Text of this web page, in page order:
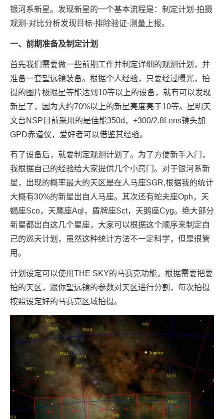
银河系新星。 发现新星的一个基本流程是：制定计划-拍摄
观测-对比分析发现目标-排除验证-测量上报。
一、前期准备及制定计划
首先我们需要做一些前期工作并制定详细的观测计划，并
准备一套望远镜装备。根据个人经验，只要经过曝光，拍
摄的图片极限星等能达到10等以上的设备，就有可以发现
新星了，因为大约70%以上的新星亮度亮于10等。星明天
文台NSP目前采用的是佳能350d、+300/2.8Lens镜头加
GPD赤道仪，爱好者可以借鉴其经验。
有了设备后，就要制定观测计划了。为了方便新手入门，
我根据自己的经验给大家提供几个小窍门。对于银河系新
星，出现的概率最大的天区是在人马座SGR,根据我的统计
大概有30%的新星出自人马座。其次还有蛇夫座Oph，天
蝎座Sco，天鹰座Aql，盾牌座Sct，天鹅座Cyg。绝大部分
新星都出自这几个星座，大家可以根据这个顺序来制定自
己的巡天计划，虽然这种统计方法不一定科学，但是很管
用。
计划设定可以使用THE SKY的马赛克功能，根据需要把要
拍的天区，跟你望远镜的参数对天区进行分割，每次拍摄
按照设定好的马赛克区域拍摄。